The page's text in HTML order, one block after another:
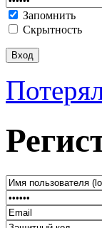
Запомнить
Скрытность